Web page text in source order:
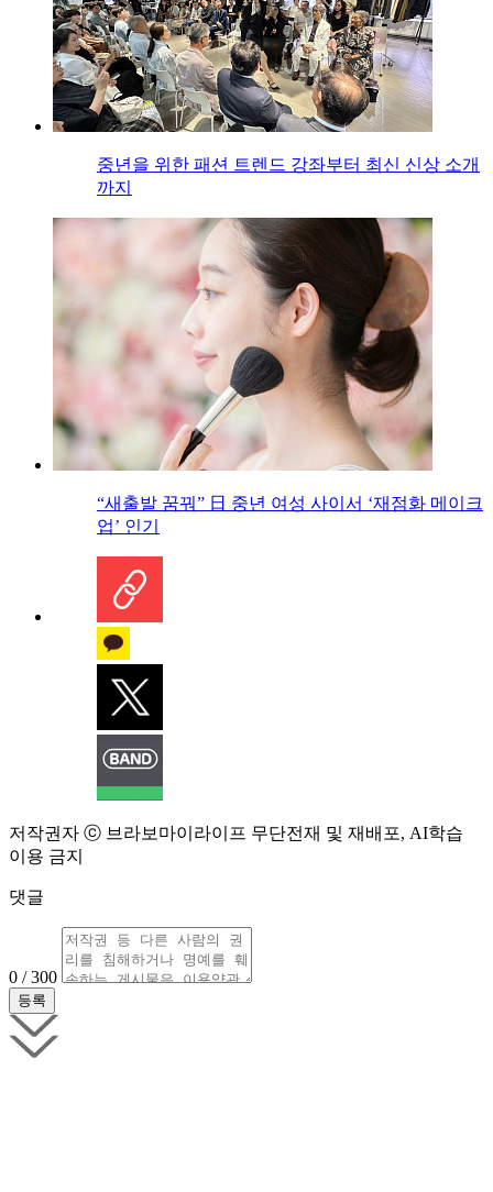
중년을 위한 패션 트렌드 강좌부터 최신 신상 소개
까지
“새출발 꿈꿔” 日 중년 여성 사이서 ‘재점화 메이크
업’ 인기
저작권자 ⓒ 브라보마이라이프 무단전재 및 재배포, AI학습
이용 금지
댓글
0 / 300